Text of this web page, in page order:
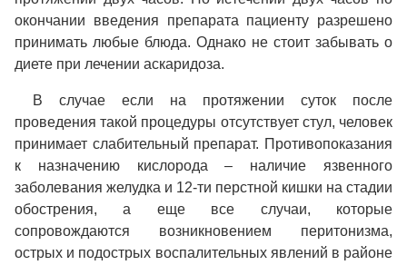
окончании введения препарата пациенту разрешено
принимать любые блюда. Однако не стоит забывать о
диете при лечении аскаридоза.
В случае если на протяжении суток после
проведения такой процедуры отсутствует стул, человек
принимает слабительный препарат. Противопоказания
к назначению кислорода – наличие язвенного
заболевания желудка и 12-ти перстной кишки на стадии
обострения, а еще все случаи, которые
сопровождаются возникновением перитонизма,
острых и подострых воспалительных явлений в районе